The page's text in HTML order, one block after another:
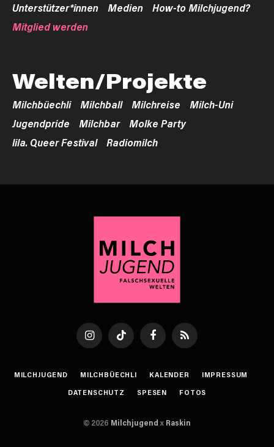
Unterstützer*innen
Medien
How-to Milchjugend?
Mitglied werden
Welten/Projekte
Milchbüechli Milchball Milchreise
Milch-Uni
Jugendpride
Milchbar
Molke Party
lila. Queer Festival
Radiomilch
InstagramTikTok FacebookRSS
MILCHJUGEND MILCHBÜECHLI KALENDER
IMPRESSUM
DATENSCHUTZ
SPESEN FOTOS
© 2026 Milchjugend x Raskin